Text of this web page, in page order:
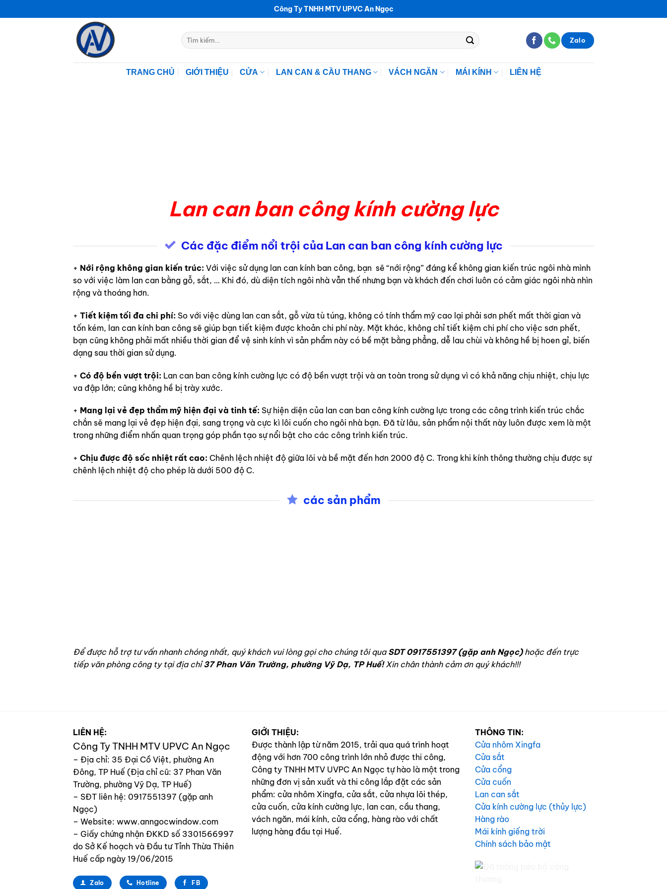
qua
Công Ty TNHH MTV UPVC An Ngọc
Tìm
kiếm:
Zalo
TRANG CHỦ GIỚI THIỆU CỬA LAN CAN & CẦU THANG VÁCH NGĂN MÁI KÍNH LIÊN HỆ
Lan can ban công kính cường lực
Các đặc điểm nổi trội của Lan can ban công kính cường lực
+ Nới rộng không gian kiến trúc: Với việc sử dụng lan can kính ban công, bạn sẽ “nới rộng” đáng kể không gian kiến trúc ngôi nhà mình
so với việc làm lan can bằng gỗ, sắt, … Khi đó, dù diện tích ngôi nhà vẫn thế nhưng bạn và khách đến chơi luôn có cảm giác ngôi nhà nhìn
rộng và thoáng hơn.
+ Tiết kiệm tối đa chi phí: So với việc dùng lan can sắt, gỗ vừa tù túng, không có tính thẩm mỹ cao lại phải sơn phết mất thời gian và
tốn kém, lan can kính ban công sẽ giúp bạn tiết kiệm được khoản chi phí này. Mặt khác, không chỉ tiết kiệm chi phí cho việc sơn phết,
bạn cũng không phải mất nhiều thời gian để vệ sinh kính vì sản phẩm này có bề mặt bằng phẳng, dễ lau chùi và không hề bị hoen gỉ, biến
dạng sau thời gian sử dụng.
+ Có độ bền vượt trội: Lan can ban công kính cường lực có độ bền vượt trội và an toàn trong sử dụng vì có khả năng chịu nhiệt, chịu lực
va đập lớn; cũng không hề bị trày xước.
+ Mang lại vẻ đẹp thẩm mỹ hiện đại và tinh tế: Sự hiện diện của lan can ban công kính cường lực trong các công trình kiến trúc chắc
chắn sẽ mang lại vẻ đẹp hiện đại, sang trọng và cực kì lôi cuốn cho ngôi nhà bạn. Đã từ lâu, sản phẩm nội thất này luôn được xem là một
trong những điểm nhấn quan trọng góp phần tạo sự nổi bật cho các công trình kiến trúc.
+ Chịu được độ sốc nhiệt rất cao: Chênh lệch nhiệt độ giữa lõi và bề mặt đến hơn 2000 độ C. Trong khi kính thông thường chịu được sự
chênh lệch nhiệt độ cho phép là dưới 500 độ C.
các sản phẩm
Để được hỗ trợ tư vấn nhanh chóng nhất, quý khách vui lòng gọi cho chúng tôi quaSDT 0917551397 (gặp anh Ngọc)hoặc đến trực
tiếp văn phòng công ty tại địa chỉ37 Phan Văn Trường, phường Vỹ Dạ, TP Huế!Xin chân thành cảm ơn quý khách!!!
LIÊN HỆ:
Công Ty TNHH MTV UPVC An Ngọc
– Địa chỉ: 35 Đại Cồ Việt, phường An
Đông, TP Huế (Địa chỉ cũ: 37 Phan Văn
Trường, phường Vỹ Dạ, TP Huế)
– SĐT liên hệ: 0917551397 (gặp anh
Ngọc)
– Website: www.anngocwindow.com
– Giấy chứng nhận ĐKKD số 3301566997
do Sở Kế hoạch và Đầu tư Tỉnh Thừa Thiên
Huế cấp ngày 19/06/2015
Zalo Hotline FB
GIỚI THIỆU:
Được thành lập từ năm 2015, trải qua quá trình hoạt
động với hơn 700 công trình lớn nhỏ được thi công,
Công ty TNHH MTV UVPC An Ngọc tự hào là một trong
những đơn vị sản xuất và thi công lắp đặt các sản
phẩm: cửa nhôm Xingfa, cửa sắt, cửa nhựa lõi thép,
cửa cuốn, cửa kính cường lực, lan can, cầu thang,
vách ngăn, mái kính, cửa cổng, hàng rào với chất
lượng hàng đầu tại Huế.
THÔNG TIN:
Cửa nhôm Xingfa
Cửa sắt
Cửa cổng
Cửa cuốn
Lan can sắt
Cửa kính cường lực (thủy lực)
Hàng rào
Mái kính giếng trời
Chính sách bảo mật